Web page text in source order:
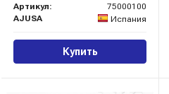
Артикул:
75000100
AJUSA
Испания
Купить